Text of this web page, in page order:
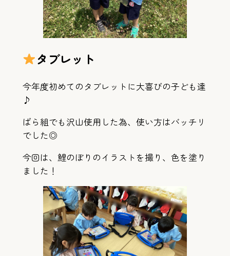
タブレット
今年度初めてのタブレットに大喜びの子ども達
♪
ばら組でも沢山使用した為、使い方はバッチリ
でした◎
今回は、鯉のぼりのイラストを撮り、色を塗り
ました！